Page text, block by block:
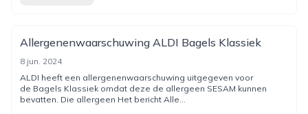
Allergenenwaarschuwing ALDI Bagels Klassiek
8 jun. 2024
ALDI heeft een allergenenwaarschuwing uitgegeven voor
de Bagels Klassiek omdat deze de allergeen SESAM kunnen
bevatten. Die allergeen Het bericht Alle...